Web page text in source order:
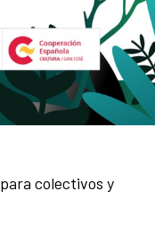
para colectivos y